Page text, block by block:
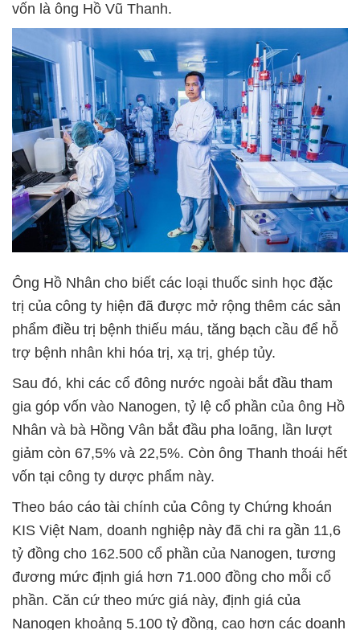
vốn là ông Hồ Vũ Thanh.
Ông Hồ Nhân cho biết các loại thuốc sinh học đặc
trị của công ty hiện đã được mở rộng thêm các sản
phẩm điều trị bệnh thiếu máu, tăng bạch cầu để hỗ
trợ bệnh nhân khi hóa trị, xạ trị, ghép tủy.
Sau đó, khi các cổ đông nước ngoài bắt đầu tham
gia góp vốn vào Nanogen, tỷ lệ cổ phần của ông Hồ
Nhân và bà Hồng Vân bắt đầu pha loãng, lần lượt
giảm còn 67,5% và 22,5%. Còn ông Thanh thoái hết
vốn tại công ty dược phẩm này.
Theo báo cáo tài chính của Công ty Chứng khoán
KIS Việt Nam, doanh nghiệp này đã chi ra gần 11,6
tỷ đồng cho 162.500 cổ phần của Nanogen, tương
đương mức định giá hơn 71.000 đồng cho mỗi cổ
phần. Căn cứ theo mức giá này, định giá của
Nanogen khoảng 5.100 tỷ đồng, cao hơn các doanh